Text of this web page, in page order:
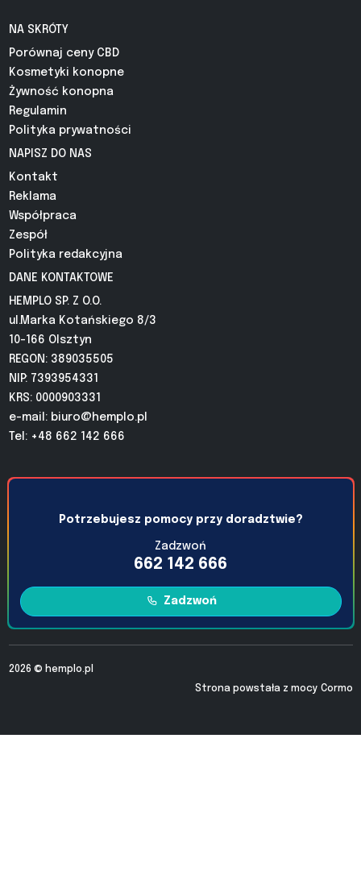
NA SKRÓTY
Porównaj ceny CBD
Kosmetyki konopne
Żywność konopna
Regulamin
Polityka prywatności
NAPISZ DO NAS
Kontakt
Reklama
Współpraca
Zespół
Polityka redakcyjna
DANE KONTAKTOWE
HEMPLO SP. Z O.O.
ul.Marka Kotańskiego 8/3
10-166 Olsztyn
REGON: 389035505
NIP: 7393954331
KRS: 0000903331
e-mail: biuro@hemplo.pl
Tel: +48 662 142 666
Potrzebujesz pomocy przy doradztwie?
Zadzwoń
662 142 666
Zadzwoń
2026 © hemplo.pl
Strona powstała z mocy Cormo